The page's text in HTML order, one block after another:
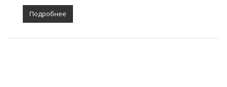
Подробнее